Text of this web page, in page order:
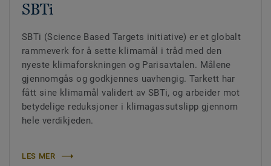
SBTi
SBTi (Science Based Targets initiative) er et globalt
rammeverk for å sette klimamål i tråd med den
nyeste klimaforskningen og Parisavtalen. Målene
gjennomgås og godkjennes uavhengig. Tarkett har
fått sine klimamål validert av SBTi, og arbeider mot
betydelige reduksjoner i klimagassutslipp gjennom
hele verdikjeden.
LES MER